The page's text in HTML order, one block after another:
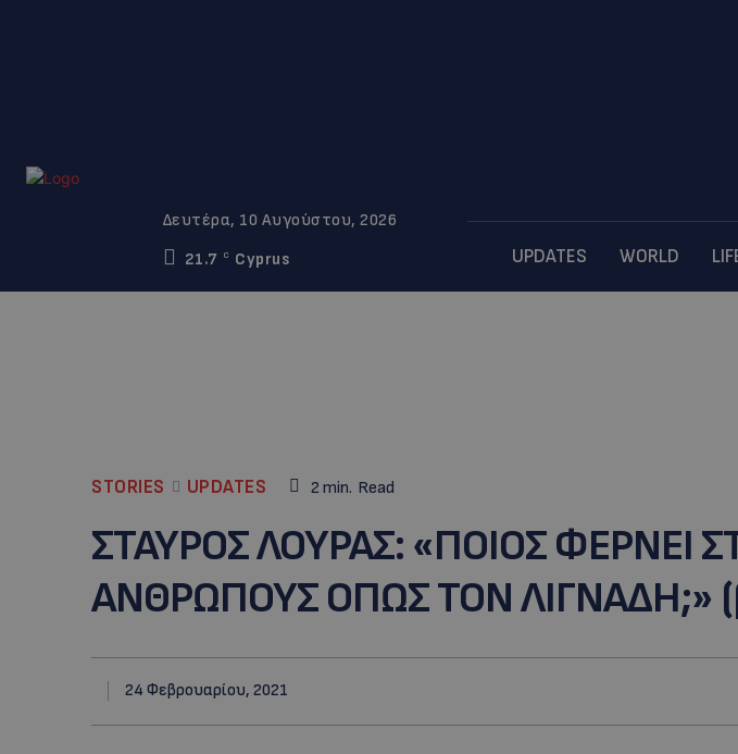
Δευτέρα, 10 Αυγούστου, 2026
21.7
C Cyprus UPDATES WORLD
STORIES UPDATES 2 min. Read
ΣΤΑΥΡΟΣ ΛΟΥΡΑΣ: «ΠΟΙΟΣ ΦΕΡΝΕΙ
ΑΝΘΡΩΠΟΥΣ ΟΠΩΣ ΤΟΝ ΛΙΓΝΑΔΗ;»
24 Φεβρουαρίου, 2021